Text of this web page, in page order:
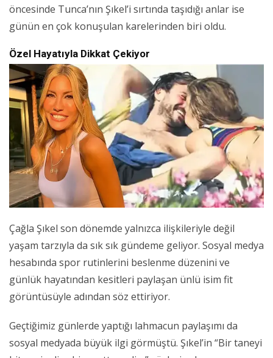
öncesinde Tunca’nın Şıkel’i sırtında taşıdığı anlar ise
günün en çok konuşulan karelerinden biri oldu.
Özel Hayatıyla Dikkat Çekiyor
Çağla Şıkel son dönemde yalnızca ilişkileriyle değil
yaşam tarzıyla da sık sık gündeme geliyor. Sosyal medya
hesabında spor rutinlerini beslenme düzenini ve
günlük hayatından kesitleri paylaşan ünlü isim fit
görüntüsüyle adından söz ettiriyor.
Geçtiğimiz günlerde yaptığı lahmacun paylaşımı da
sosyal medyada büyük ilgi görmüştü. Şıkel’in “Bir taneyi